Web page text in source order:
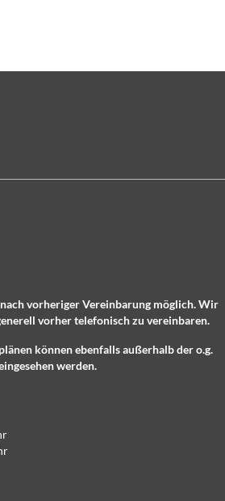
vorheriger Vereinbarung möglich. Wir
vorher telefonisch zu vereinbaren.
können ebenfalls außerhalb der o.g.
werden.